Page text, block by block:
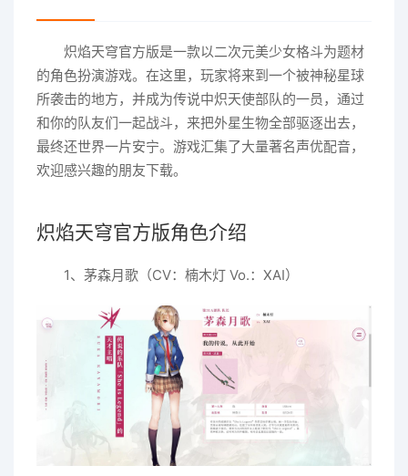
炽焰天穹官方版是一款以二次元美少女格斗为题材
的角色扮演游戏。在这里，玩家将来到一个被神秘星球
所袭击的地方，并成为传说中炽天使部队的一员，通过
和你的队友们一起战斗，来把外星生物全部驱逐出去，
最终还世界一片安宁。游戏汇集了大量著名声优配音，
欢迎感兴趣的朋友下载。
炽焰天穹官方版角色介绍
1、茅森月歌（CV：楠木灯 Vo.：XAI）